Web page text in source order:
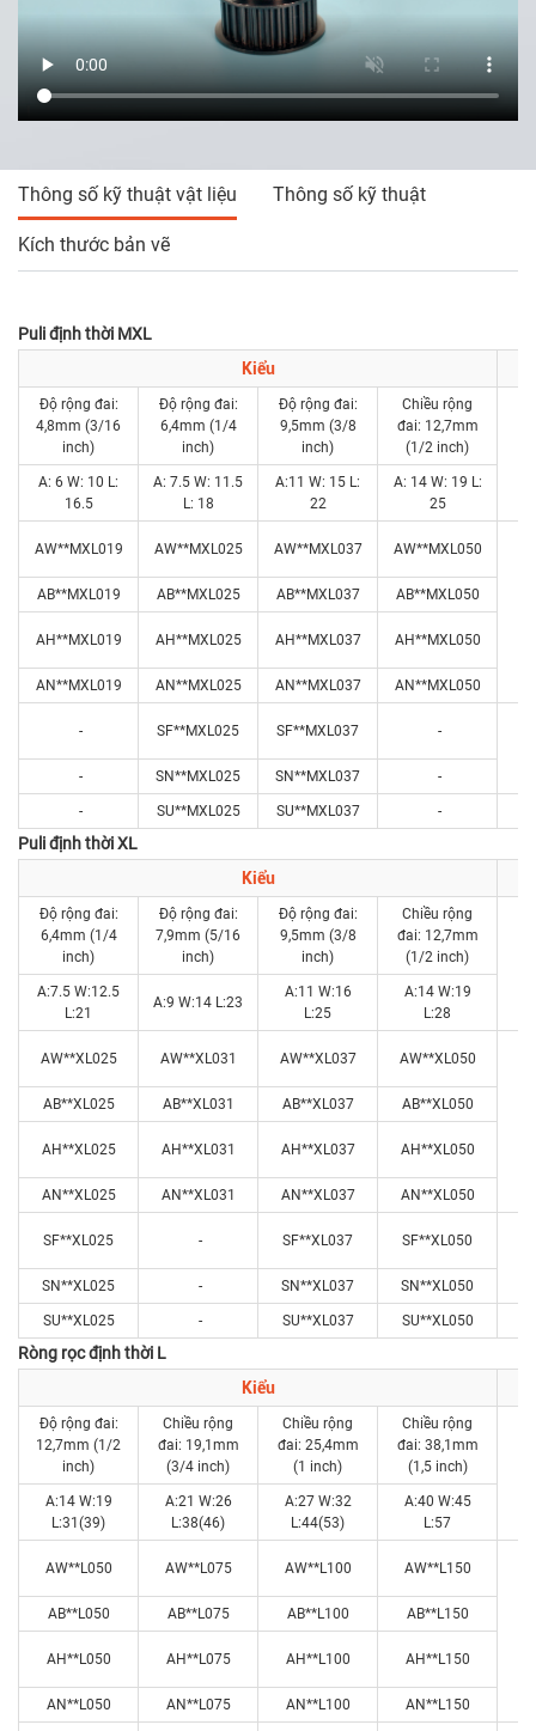
Thông số kỹ thuật vật liệu Thông số kỹ thuật
Kích thước bản vẽ
Puli định thời MXL
Kiểu
Độ rộng đai:
4,8mm (3/16
inch)
Độ rộng đai:
6,4mm (1/4
inch)
Độ rộng đai:
9,5mm (3/8
inch)
Chiều rộng
đai: 12,7mm
(1/2 inch)
A: 6 W: 10 L:
16.5
A: 7.5 W: 11.5
L: 18
A:11 W: 15 L:
22
A: 14 W: 19 L:
25
AW**MXL019 AW**MXL025 AW**MXL037 AW**MXL050
AB**MXL019 AB**MXL025 AB**MXL037 AB**MXL050
AH**MXL019 AH**MXL025 AH**MXL037 AH**MXL050
AN**MXL019 AN**MXL025 AN**MXL037 AN**MXL050
- SF**MXL025 SF**MXL037 -
- SN**MXL025 SN**MXL037 -
- SU**MXL025 SU**MXL037 -
Puli định thời XL
Kiểu
Độ rộng đai:
6,4mm (1/4
inch)
Độ rộng đai:
7,9mm (5/16
inch)
Độ rộng đai:
9,5mm (3/8
inch)
Chiều rộng
đai: 12,7mm
(1/2 inch)
A:7.5 W:12.5
L:21
A:9 W:14 L:23
A:11 W:16
L:25
A:14 W:19
L:28
AW**XL025 AW**XL031 AW**XL037 AW**XL050
AB**XL025 AB**XL031 AB**XL037 AB**XL050
AH**XL025 AH**XL031 AH**XL037 AH**XL050
AN**XL025 AN**XL031 AN**XL037 AN**XL050
SF**XL025 - SF**XL037 SF**XL050
SN**XL025 - SN**XL037 SN**XL050
SU**XL025 - SU**XL037 SU**XL050
Ròng rọc định thời L
Kiểu
Độ rộng đai:
12,7mm (1/2
inch)
Chiều rộng
đai: 19,1mm
(3/4 inch)
Chiều rộng
đai: 25,4mm
(1 inch)
Chiều rộng
đai: 38,1mm
(1,5 inch)
A:14 W:19
L:31(39)
A:21 W:26
L:38(46)
A:27 W:32
L:44(53)
A:40 W:45
L:57
AW**L050 AW**L075 AW**L100 AW**L150
AB**L050 AB**L075 AB**L100 AB**L150
AH**L050 AH**L075 AH**L100 AH**L150
AN**L050 AN**L075 AN**L100 AN**L150